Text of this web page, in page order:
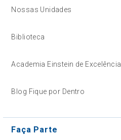
Nossas Unidades
Biblioteca
Academia Einstein de
Blog Fique por Dentro
Faça Parte